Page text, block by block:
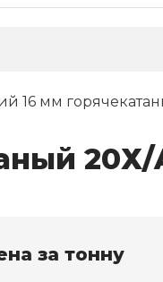
16 мм
20Х/
за тонну